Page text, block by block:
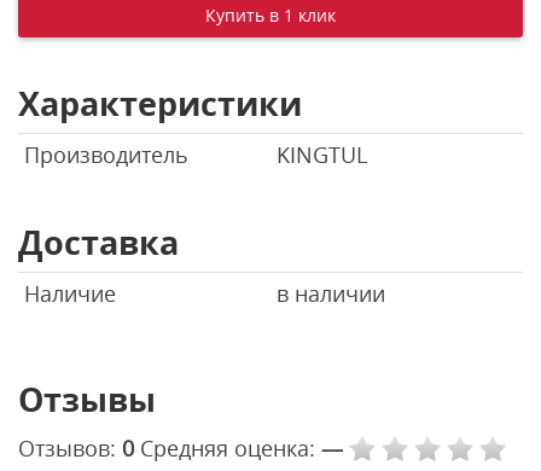
Характеристики
Производитель KINGTUL
Доставка
Наличие в наличии
Отзывы
Отзывов: 0 Средняя оценка: —